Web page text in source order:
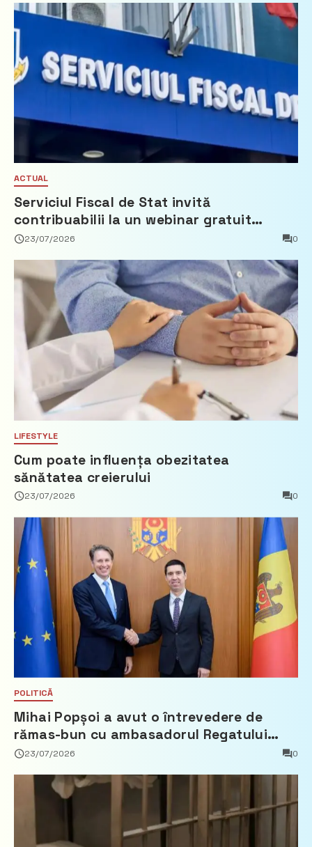
ACTUAL
Serviciul Fiscal de Stat invită
contribuabilii la un webinar gratuit
privind calculul impozitului pe bunurile
23/07/2026 0
LIFESTYLE
Cum poate influența obezitatea
sănătatea creierului
23/07/2026 0
POLITICĂ
Mihai Popșoi a avut o întrevedere de
rămas-bun cu ambasadorul Regatului
Țărilor de Jos, Fred Duijn
23/07/2026 0